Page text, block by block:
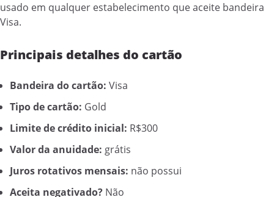
usado em qualquer estabelecimento que aceite bandeira
Visa.
Principais detalhes do cartão
Bandeira do cartão: Visa
Tipo de cartão: Gold
Limite de crédito inicial: R$300
Valor da anuidade: grátis
Juros rotativos mensais: não possui
Aceita negativado? Não